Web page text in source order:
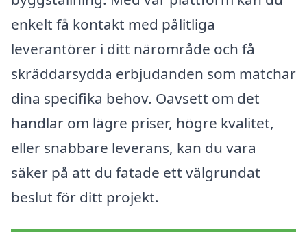
enkelt få kontakt med pålitliga
leverantörer i ditt närområde och få
skräddarsydda erbjudanden som matchar
dina specifika behov. Oavsett om det
handlar om lägre priser, högre kvalitet,
eller snabbare leverans, kan du vara
säker på att du fatade ett välgrundat
beslut för ditt projekt.